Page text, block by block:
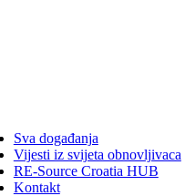
Sva događanja
Vijesti iz svijeta obnovljivaca
RE-Source Croatia HUB
Kontakt